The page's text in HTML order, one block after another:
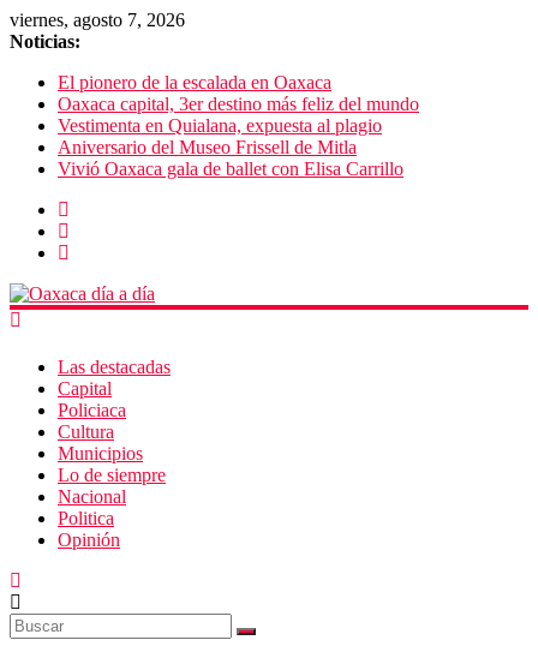
viernes, agosto 7, 2026
Noticias:
El pionero de la escalada en Oaxaca
Oaxaca capital, 3er destino más feliz del mundo
Vestimenta en Quialana, expuesta al plagio
Aniversario del Museo Frissell de Mitla
Vivió Oaxaca gala de ballet con Elisa Carrillo
Las destacadas
Capital
Policiaca
Cultura
Municipios
Lo de siempre
Nacional
Politica
Opinión